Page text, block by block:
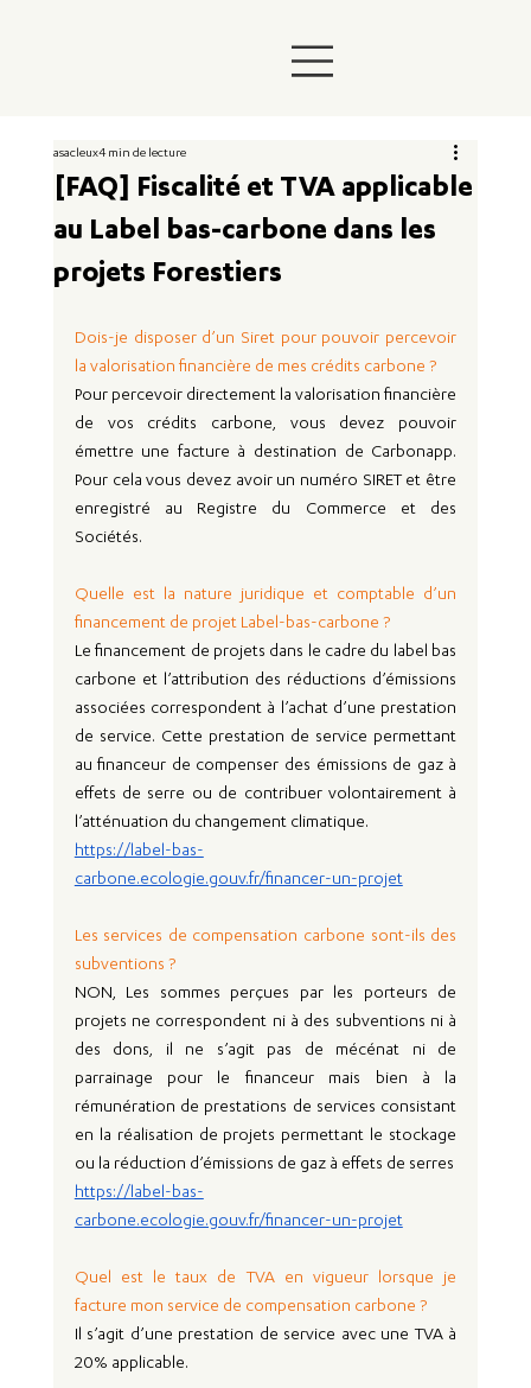
[FAQ] Fiscalité et TVA applicable
au Label bas-carbone dans les
projets Forestiers
asacleux4 min de lecture
Dois-je disposer d’un Siret pour pouvoir percevoir
la valorisation financière de mes crédits carbone ?
Pour percevoir directement la valorisation financière
de vos crédits carbone, vous devez pouvoir
émettre une facture à destination de Carbonapp.
Pour cela vous devez avoir un numéro SIRET et être
enregistré au Registre du Commerce et des
Sociétés.
Quelle est la nature juridique et comptable d’un
financement de projet Label-bas-carbone ?
Le financement de projets dans le cadre du label bas
carbone et l’attribution des réductions d’émissions
associées correspondent à l’achat d’une prestation
de service. Cette prestation de service permettant
au financeur de compenser des émissions de gaz à
effets de serre ou de contribuer volontairement à
l’atténuation du changement climatique.
https://label-bas-
carbone.ecologie.gouv.fr/financer-un-projet
Les services de compensation carbone sont-ils des
subventions ?
NON, Les sommes perçues par les porteurs de
projets ne correspondent ni à des subventions ni à
des dons, il ne s’agit pas de mécénat ni de
parrainage pour le financeur mais bien à la
rémunération de prestations de services consistant
en la réalisation de projets permettant le stockage
ou la réduction d’émissions de gaz à effets de serres
https://label-bas-
carbone.ecologie.gouv.fr/financer-un-projet
Quel est le taux de TVA en vigueur lorsque je
facture mon service de compensation carbone ?
Il s’agit d’une prestation de service avec une TVA à
20% applicable.